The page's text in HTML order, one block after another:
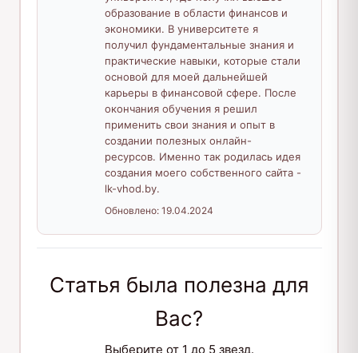
образование в области финансов и
экономики. В университете я
получил фундаментальные знания и
практические навыки, которые стали
основой для моей дальнейшей
карьеры в финансовой сфере. После
окончания обучения я решил
применить свои знания и опыт в
создании полезных онлайн-
ресурсов. Именно так родилась идея
создания моего собственного сайта -
lk-vhod.by.
Обновлено: 19.04.2024
Статья была полезна для
Вас?
Выберите от 1 до 5 звезд.